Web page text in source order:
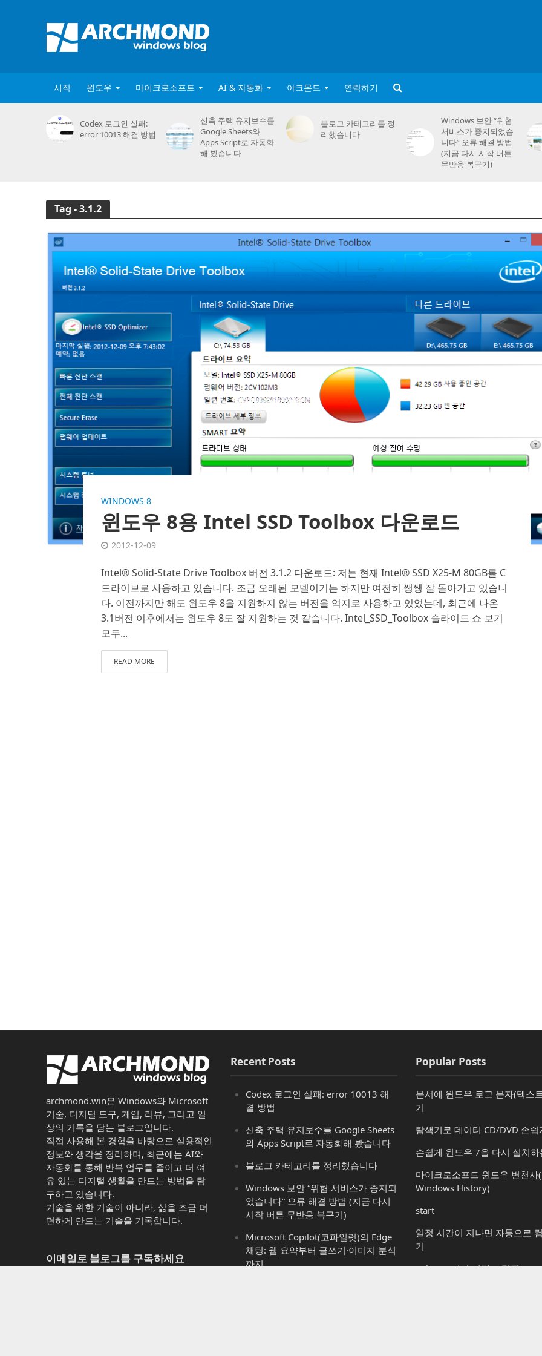
시작 윈도우 마이크로소프트 AI & 자동화 아크몬드 연락하기
Codex 로그인 실패:
error 10013 해결 방법
신축 주택 유지보수를
Google Sheets와
Apps Script로 자동화
해 봤습니다
블로그 카테고리를 정
리했습니다
Windows 보안 “위협
서비스가 중지되었습
니다” 오류 해결 방법
(지금 다시 시작 버튼
무반응 복구기)
Tag - 3.1.2
WINDOWS 8
윈도우 8용 Intel SSD Toolbox 다운로드
2012-12-09
Intel® Solid-State Drive Toolbox 버전 3.1.2 다운로드: 저는 현재 Intel® SSD X25-M 80GB를 C
드라이브로 사용하고 있습니다. 조금 오래된 모델이기는 하지만 여전히 쌩쌩 잘 돌아가고 있습니
다. 이전까지만 해도 윈도우 8을 지원하지 않는 버전을 억지로 사용하고 있었는데, 최근에 나온
3.1버전 이후에서는 윈도우 8도 잘 지원하는 것 같습니다. Intel_SSD_Toolbox 슬라이드 쇼 보기
모두...
READ MORE
archmond.win은 Windows와 Microsoft
기술, 디지털 도구, 게임, 리뷰, 그리고 일
상의 기록을 담는 블로그입니다.
직접 사용해 본 경험을 바탕으로 실용적인
정보와 생각을 정리하며, 최근에는 AI와
자동화를 통해 반복 업무를 줄이고 더 여
유 있는 디지털 생활을 만드는 방법을 탐
구하고 있습니다.
기술을 위한 기술이 아니라, 삶을 조금 더
편하게 만드는 기술을 기록합니다.
이메일로 블로그를 구독하세요
Recent Posts
Codex 로그인 실패: error 10013 해
결 방법
신축 주택 유지보수를 Google Sheets
와 Apps Script로 자동화해 봤습니다
블로그 카테고리를 정리했습니다
Windows 보안 “위협 서비스가 중지되
었습니다” 오류 해결 방법 (지금 다시
시작 버튼 무반응 복구기)
Microsoft Copilot(코파일럿)의 Edge
채팅: 웹 요약부터 글쓰기·이미지 분석
까지
Popular Posts
문서에 윈도우 로고 문자(텍스
기
탐색기로 데이터 CD/DVD 손쉽
손쉽게 윈도우 7을 다시 설치
마이크로소프트 윈도우 변천
Windows History)
start
일정 시간이 지나면 자동으로
기
Paint 3D에서 이전 그림판